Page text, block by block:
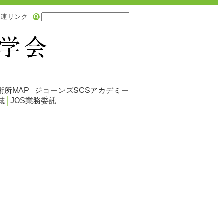
リンク
所MAP
ジョーンズSCSアカデミー
JOS業務委託